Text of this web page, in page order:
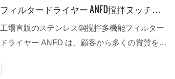
フィルタードライヤー ANFD撹拌ヌッチェ
フィルタードライヤー
工場直販のステンレス鋼撹拌多機能フィルター
ドライヤー ANFD は、顧客から多くの賞賛を集